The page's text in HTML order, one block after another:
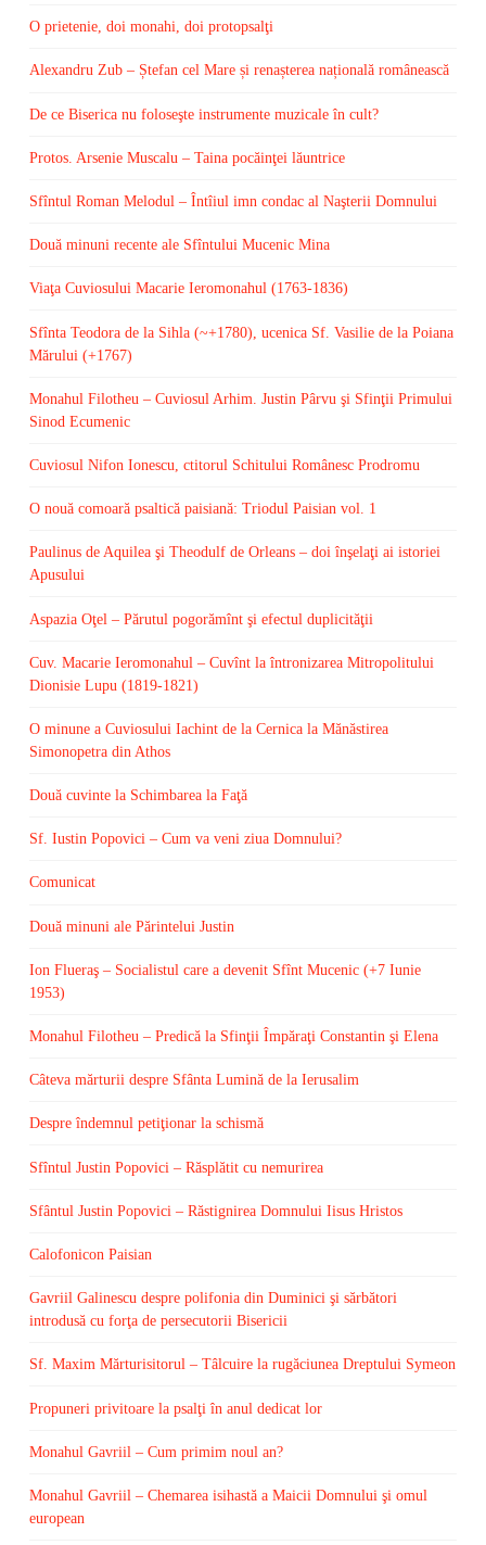
O prietenie, doi monahi, doi protopsalţi
Alexandru Zub – Ștefan cel Mare și renașterea națională românească
De ce Biserica nu foloseşte instrumente muzicale în cult?
Protos. Arsenie Muscalu – Taina pocăinţei lăuntrice
Sfîntul Roman Melodul – Întîiul imn condac al Naşterii Domnului
Două minuni recente ale Sfîntului Mucenic Mina
Viaţa Cuviosului Macarie Ieromonahul (1763-1836)
Sfînta Teodora de la Sihla (~+1780), ucenica Sf. Vasilie de la Poiana
Mărului (+1767)
Monahul Filotheu – Cuviosul Arhim. Justin Pârvu şi Sfinţii Primului
Sinod Ecumenic
Cuviosul Nifon Ionescu, ctitorul Schitului Românesc Prodromu
O nouă comoară psaltică paisiană: Triodul Paisian vol. 1
Paulinus de Aquilea şi Theodulf de Orleans – doi înşelaţi ai istoriei
Apusului
Aspazia Oţel – Părutul pogorămînt şi efectul duplicităţii
Cuv. Macarie Ieromonahul – Cuvînt la întronizarea Mitropolitului
Dionisie Lupu (1819-1821)
O minune a Cuviosului Iachint de la Cernica la Mănăstirea
Simonopetra din Athos
Două cuvinte la Schimbarea la Faţă
Sf. Iustin Popovici – Cum va veni ziua Domnului?
Comunicat
Două minuni ale Părintelui Justin
Ion Flueraş – Socialistul care a devenit Sfînt Mucenic (+7 Iunie
1953)
Monahul Filotheu – Predică la Sfinţii Împăraţi Constantin şi Elena
Câteva mărturii despre Sfânta Lumină de la Ierusalim
Despre îndemnul petiţionar la schismă
Sfîntul Justin Popovici – Răsplătit cu nemurirea
Sfântul Justin Popovici – Răstignirea Domnului Iisus Hristos
Calofonicon Paisian
Gavriil Galinescu despre polifonia din Duminici şi sărbători
introdusă cu forţa de persecutorii Bisericii
Sf. Maxim Mărturisitorul – Tâlcuire la rugăciunea Dreptului Symeon
Propuneri privitoare la psalţi în anul dedicat lor
Monahul Gavriil – Cum primim noul an?
Monahul Gavriil – Chemarea isihastă a Maicii Domnului şi omul
european